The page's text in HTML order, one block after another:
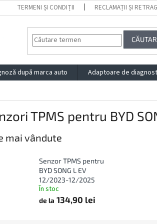
TERMENI ȘI CONDIȚII RECLAMAȚII ȘI
după marca auto Adaptoare de
TPMS pentru BYD
mai vândute
Senzor TPMS pentru
BYD SONG L EV
12/2023-12/2025
În stoc
de la 134,90 lei